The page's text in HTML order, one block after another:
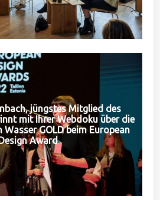
jüngstes Mitglied des
mit Ihrer Webdoku über die
GOLD beim European
Award